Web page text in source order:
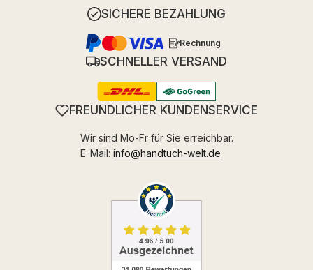
SICHERE BEZAHLUNG
Rechnung
SCHNELLER VERSAND
FREUNDLICHER KUNDENSERVICE
Wir sind Mo-Fr für Sie erreichbar.
E-Mail: info@handtuch-welt.de